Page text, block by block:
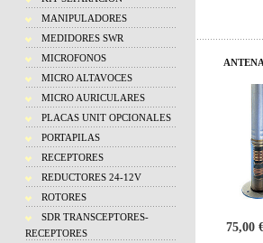
MANIPULADORES
MEDIDORES SWR
MICROFONOS
MICRO ALTAVOCES
MICRO AURICULARES
PLACAS UNIT OPCIONALES
PORTAPILAS
RECEPTORES
REDUCTORES 24-12V
ROTORES
SDR TRANSCEPTORES-
RECEPTORES
75,00